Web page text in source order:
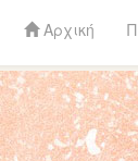
Αρχική